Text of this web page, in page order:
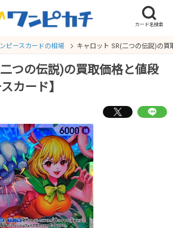
ピースカードの相場 キャロット SR(二つの伝説)の
つの伝説)の買取価格と値段
カード】